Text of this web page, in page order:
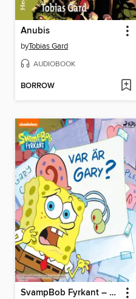
Anubis
byTobias Gard
AUDIOBOOK
BORROW
SvampBob Fyrkant – Var är Gary?